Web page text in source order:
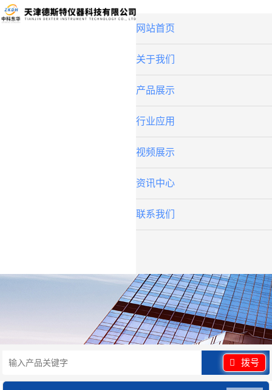
网站首页
关于我们
产品展示
行业应用
视频展示
资讯中心
联系我们
拨号